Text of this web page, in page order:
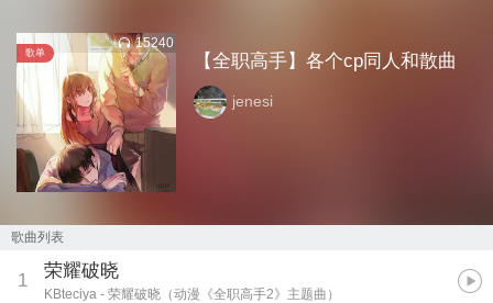
歌单
15240
【全职高手】各个cp同人和散曲
jenesi
歌曲列表
1 荣耀破晓
KBteciya - 荣耀破晓（动漫《全职高手2》主题曲）